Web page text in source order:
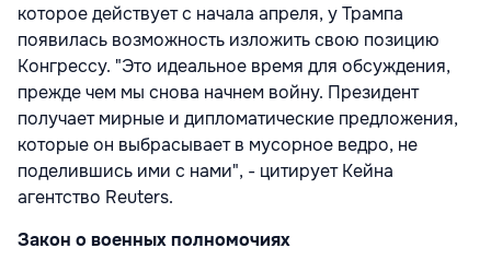
которое действует с начала апреля, у Трампа
появилась возможность изложить свою позицию
Конгрессу. "Это идеальное время для обсуждения,
прежде чем мы снова начнем войну. Президент
получает мирные и дипломатические предложения,
которые он выбрасывает в мусорное ведро, не
поделившись ими с нами", - цитирует Кейна
агентство Reuters.
Закон о военных полномочиях